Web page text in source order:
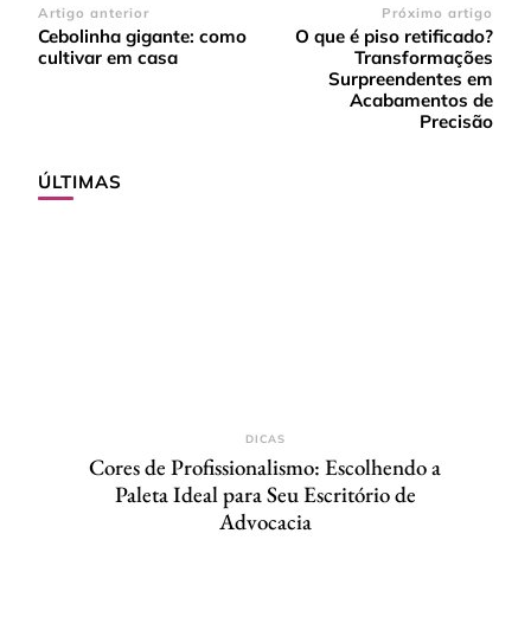
Navegação
de
Artigo anterior
Cebolinha gigante: como
cultivar em casa
Próximo artigo
O que é piso retificado?
Transformações
Surpreendentes em
Acabamentos de
Precisão
ÚLTIMAS
DICAS
Cores de Profissionalismo: Escolhendo a
Paleta Ideal para Seu Escritório de
Advocacia